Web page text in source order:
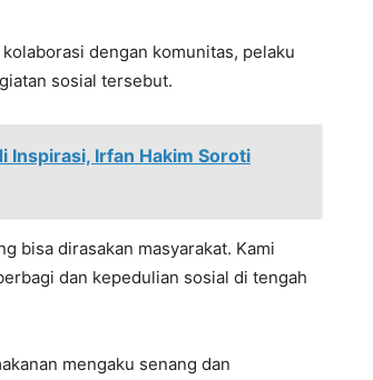
dengan komunitas, pelaku
sosial tersebut.
Inspirasi, Irfan Hakim Soroti
bisa dirasakan masyarakat. Kami
dan kepedulian sosial di tengah
mengaku senang dan